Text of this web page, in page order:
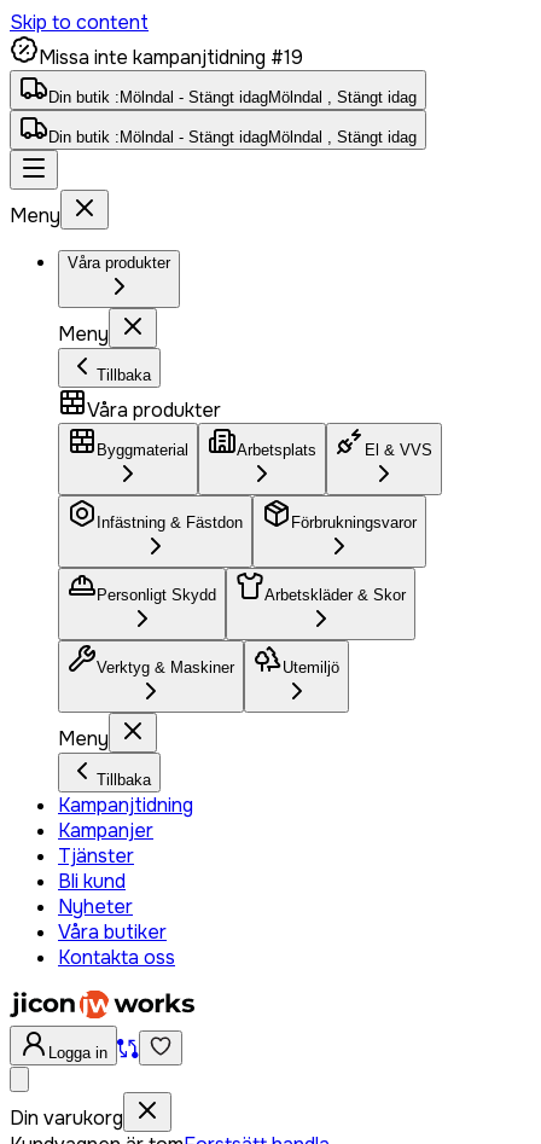
Skip to content
Missa inte kampanjtidning #19
Din butik : Mölndal - Stängt idagMölndal , Stängt idag
Din butik : Mölndal - Stängt idagMölndal , Stängt idag
Meny
Våra produkter
Meny
Tillbaka
Våra produkter
Byggmaterial Arbetsplats El & VVS
Infästning & Fästdon Förbrukningsvaror
Personligt Skydd Arbetskläder & Skor
Verktyg & Maskiner Utemiljö
Meny
Tillbaka
Kampanjtidning
Kampanjer
Tjänster
Bli kund
Nyheter
Våra butiker
Kontakta oss
Logga in
Din varukorg